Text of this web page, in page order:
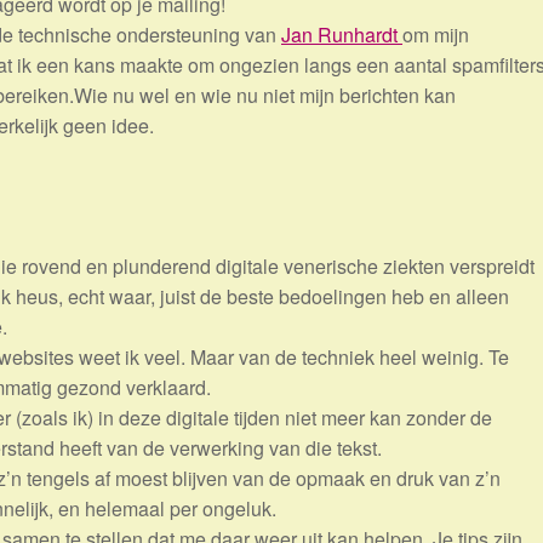
technische ondersteuning van Jan Runhardtom mijn
ik een kans maakte om ongezien langs een aantal
nu wel en wie nu niet mijn berichten kan
geen idee.
rovend en plunderend digitale venerische ziekten verspreidt
heus, echt waar, juist de beste bedoelingen heb en alleen
weet ik veel. Maar van de techniek heel weinig. Te
gezond verklaard.
(zoals ik) in deze digitale tijden niet meer kan zonder de
heeft van de verwerking van die tekst.
tengels af moest blijven van de opmaak en druk van z’n
en helemaal per ongeluk.